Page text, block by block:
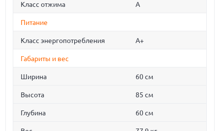
Класс отжима A
Питание
Класс энергопотребления A+
Габариты и вес
Ширина 60 см
Высота 85 см
Глубина 60 см